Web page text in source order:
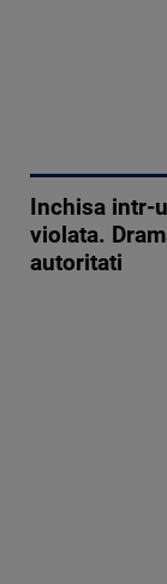
Inchisa intr-
violata.
autoritati